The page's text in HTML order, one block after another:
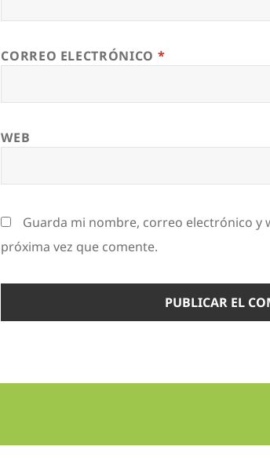
CORREO ELECTRÓNICO *
WEB
Guarda mi nombre, correo electrónico y
próxima vez que comente.